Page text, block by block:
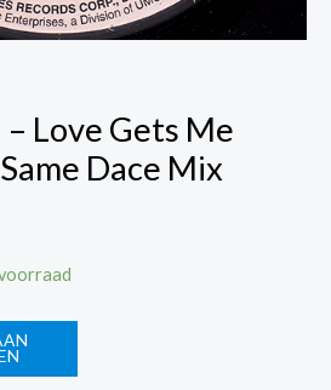
Love Gets Me
Dace Mix